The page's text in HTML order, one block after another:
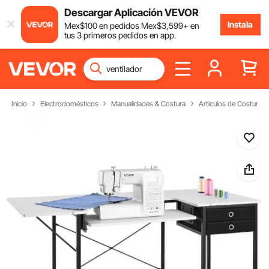
Descargar Aplicación VEVOR
Mex$100en pedidos Mex$3,599+ en
tus 3 primeros pedidos en app.
Instala
Inicio Electrodomésticos Manualidades & Costura Artículos de Costura